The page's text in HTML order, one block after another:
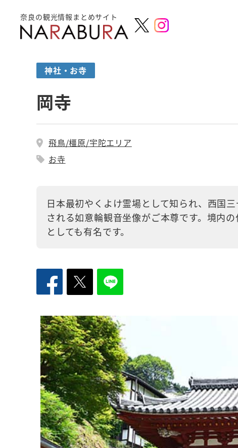
奈良の観光情報まとめサイト
神社・お寺
岡寺
飛鳥/橿原/宇陀エリア
お寺
日本最初やくよけ霊場として知られ、西国
される如意輪観音坐像がご本尊です。境内
としても有名です。